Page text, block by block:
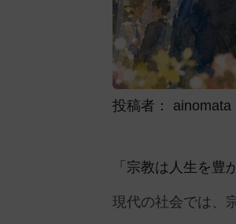
投稿者： ainomata
「宗教は人生を豊
現代の社会では、